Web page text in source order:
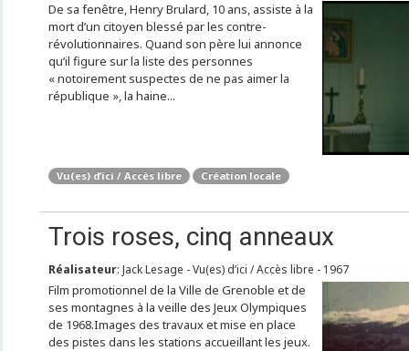
De sa fenêtre, Henry Brulard, 10 ans, assiste à la
mort d’un citoyen blessé par les contre-
révolutionnaires. Quand son père lui annonce
qu’il figure sur la liste des personnes
« notoirement suspectes de ne pas aimer la
république », la haine...
Vu(es) d’ici / Accès libre Création locale
Trois roses, cinq anneaux
Réalisateur: Jack Lesage - Vu(es) d’ici / Accès libre - 1967
Film promotionnel de la Ville de Grenoble et de
ses montagnes à la veille des Jeux Olympiques
de 1968.Images des travaux et mise en place
des pistes dans les stations accueillant les jeux.